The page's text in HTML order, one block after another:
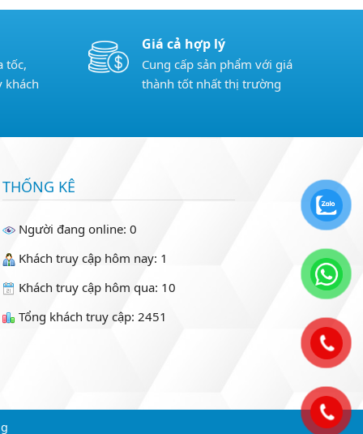
tốc,
khách
Giá cả hợp lý
Cung cấp sản phẩm với giá
thành tốt nhất thị trường
THỐNG KÊ
Người đang online: 0
Khách truy cập hôm nay: 1
Khách truy cập hôm qua: 10
Tổng khách truy cập: 2451